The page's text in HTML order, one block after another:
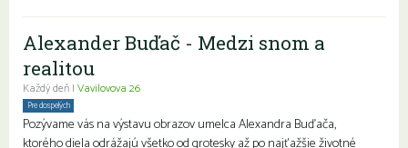
Alexander Buďač - Medzi snom a
realitou
Každý deň | Vavilovova 26
Pre dospelých
Pozývame vás na výstavu obrazov umelca Alexandra Buďača,